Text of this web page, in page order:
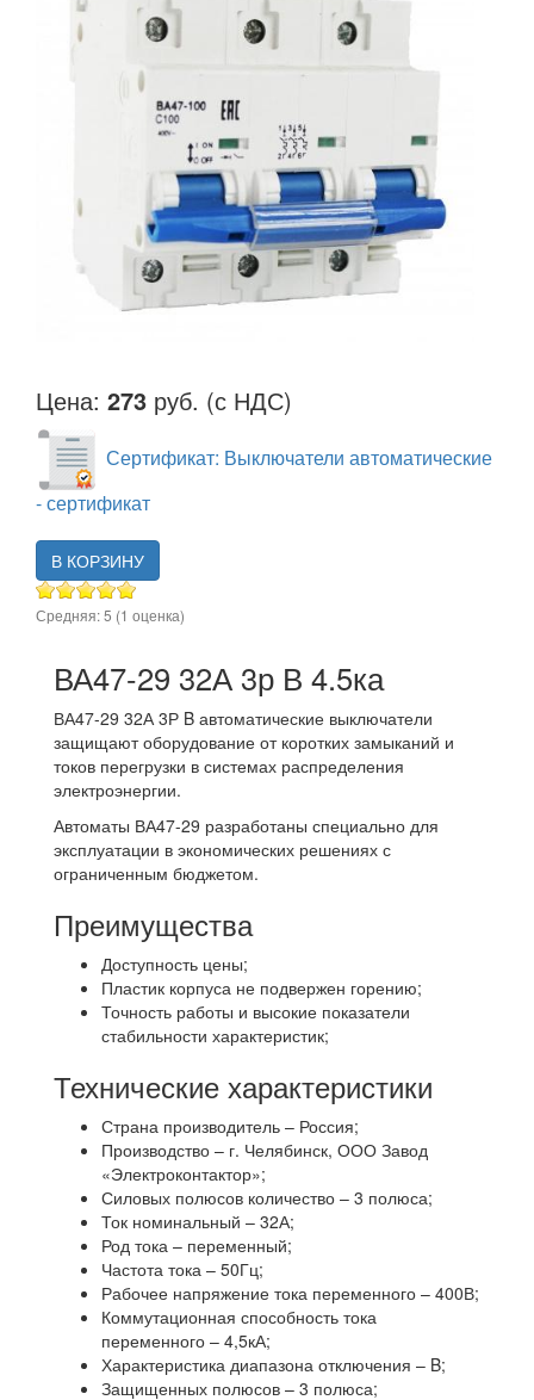
Цена: 273 руб. (с НДС)
Сертификат: Выключатели автоматические
- сертификат
В КОРЗИНУ
Средняя:5 (1 оценка)
ВА47-29 32А 3р В 4.5ка
ВА47-29 32А 3Р B автоматические выключатели
защищают оборудование от коротких замыканий и
токов перегрузки в системах распределения
электроэнергии.
Автоматы ВА47-29 разработаны специально для
эксплуатации в экономических решениях с
ограниченным бюджетом.
Преимущества
Доступность цены;
Пластик корпуса не подвержен горению;
Точность работы и высокие показатели
стабильности характеристик;
Технические характеристики
Страна производитель – Россия;
Производство – г. Челябинск, ООО Завод
«Электроконтактор»;
Силовых полюсов количество – 3 полюса;
Ток номинальный – 32А;
Род тока – переменный;
Частота тока – 50Гц;
Рабочее напряжение тока переменного – 400В;
Коммутационная способность тока
переменного – 4,5кА;
Характеристика диапазона отключения – B;
Защищенных полюсов – 3 полюса;